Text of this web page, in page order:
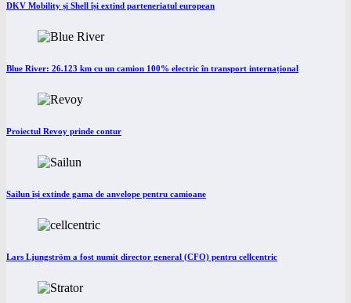
DKV Mobility și Shell își extind parteneriatul european
Blue River: 26.123 km cu un camion 100% electric în transport internațional
Proiectul Revoy prinde contur
Sailun își extinde gama de anvelope pentru camioane
Lars Ljungström a fost numit director general (CFO) pentru cellcentric